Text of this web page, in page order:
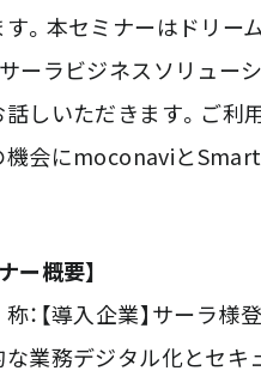
。本セミナーはドリー
サーラビジネスソリュー
話しいただきます。ご利
機会にmoconaviと
ー概要】
【導入企業】サーラ様登
な業務デジタル化とセキ